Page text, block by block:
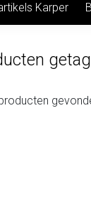
Karper